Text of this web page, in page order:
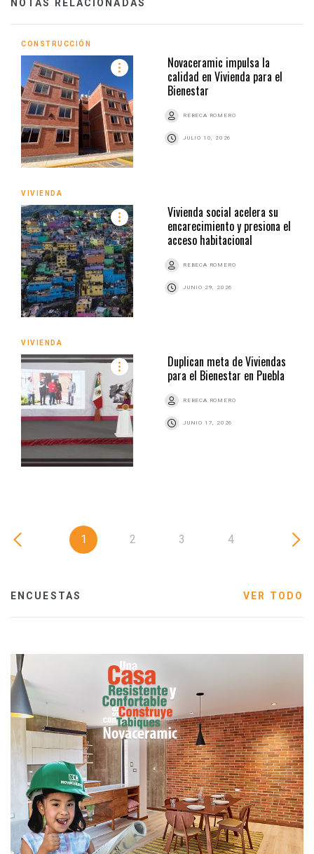
NOTAS RELACIONADAS
CONSTRUCCIÓN
Novaceramic impulsa la
calidad en Vivienda para el
Bienestar
REBECA ROMERO
JULIO 10, 2026
VIVIENDA
Vivienda social acelera su
encarecimiento y presiona el
acceso habitacional
REBECA ROMERO
JUNIO 29, 2026
VIVIENDA
Duplican meta de Viviendas
para el Bienestar en Puebla
REBECA ROMERO
JUNIO 17, 2026
1 2 3 4
ENCUESTAS VER TODO